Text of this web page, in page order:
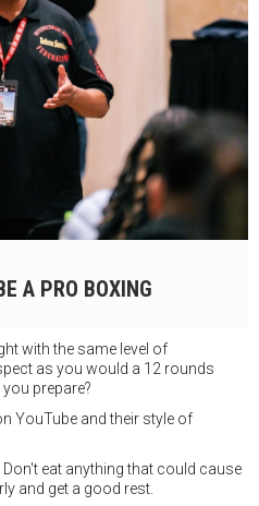
A PRO BOXING
with the same level of
as you would a 12 rounds
prepare?
YouTube and their style of
eat anything that could cause
and get a good rest.